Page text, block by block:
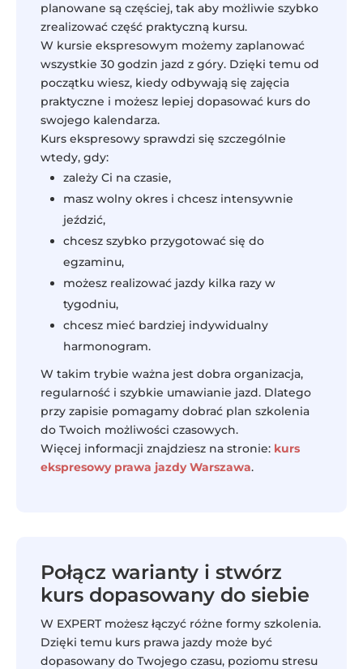
planowane są częściej, tak aby możliwie szybko
zrealizować część praktyczną kursu.
W kursie ekspresowym możemy zaplanować
wszystkie 30 godzin jazd z góry. Dzięki temu od
początku wiesz, kiedy odbywają się zajęcia
praktyczne i możesz lepiej dopasować kurs do
swojego kalendarza.
Kurs ekspresowy sprawdzi się szczególnie
wtedy, gdy:
zależy Ci na czasie,
masz wolny okres i chcesz intensywnie
jeździć,
chcesz szybko przygotować się do
egzaminu,
możesz realizować jazdy kilka razy w
tygodniu,
chcesz mieć bardziej indywidualny
harmonogram.
W takim trybie ważna jest dobra organizacja,
regularność i szybkie umawianie jazd. Dlatego
przy zapisie pomagamy dobrać plan szkolenia
do Twoich możliwości czasowych.
Więcej informacji znajdziesz na stronie: kurs
ekspresowy prawa jazdy Warszawa.
Połącz warianty i stwórz
kurs dopasowany do siebie
W EXPERT możesz łączyć różne formy szkolenia.
Dzięki temu kurs prawa jazdy może być
dopasowany do Twojego czasu, poziomu stresu